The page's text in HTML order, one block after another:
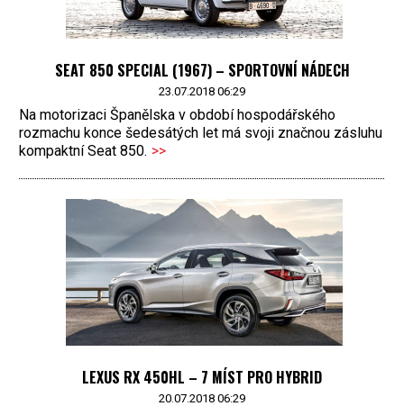
SEAT 850 SPECIAL (1967) – SPORTOVNÍ NÁDECH
23.07.2018 06:29
Na motorizaci Španělska v období hospodářského
rozmachu konce šedesátých let má svoji značnou zásluhu
kompaktní Seat 850. >>
LEXUS RX 450HL – 7 MÍST PRO HYBRID
20.07.2018 06:29